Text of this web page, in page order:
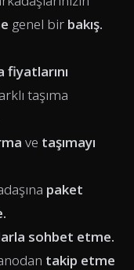
genel bir bakış.
fiyatlarını
taşıma
ve taşımayı
paket
sohbet etme.
takip etme